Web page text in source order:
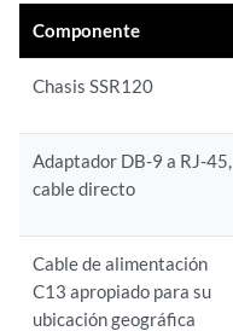
Componente
Chasis SSR120
Adaptador DB-9 a RJ-45,
cable directo
Cable de alimentación
C13 apropiado para su
ubicación geográfica